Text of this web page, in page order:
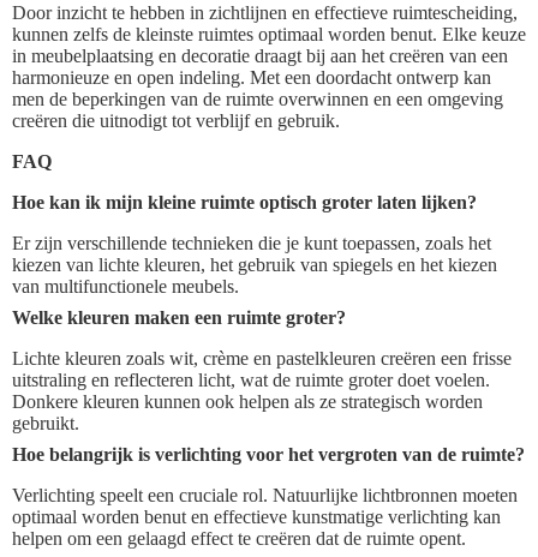
Door inzicht te hebben in zichtlijnen en effectieve ruimtescheiding,
kunnen zelfs de kleinste ruimtes optimaal worden benut. Elke keuze
in meubelplaatsing en decoratie draagt bij aan het creëren van een
harmonieuze en open indeling. Met een doordacht ontwerp kan
men de beperkingen van de ruimte overwinnen en een omgeving
creëren die uitnodigt tot verblijf en gebruik.
FAQ
Hoe kan ik mijn kleine ruimte optisch groter laten lijken?
Er zijn verschillende technieken die je kunt toepassen, zoals het
kiezen van lichte kleuren, het gebruik van spiegels en het kiezen
van multifunctionele meubels.
Welke kleuren maken een ruimte groter?
Lichte kleuren zoals wit, crème en pastelkleuren creëren een frisse
uitstraling en reflecteren licht, wat de ruimte groter doet voelen.
Donkere kleuren kunnen ook helpen als ze strategisch worden
gebruikt.
Hoe belangrijk is verlichting voor het vergroten van de ruimte?
Verlichting speelt een cruciale rol. Natuurlijke lichtbronnen moeten
optimaal worden benut en effectieve kunstmatige verlichting kan
helpen om een gelaagd effect te creëren dat de ruimte opent.